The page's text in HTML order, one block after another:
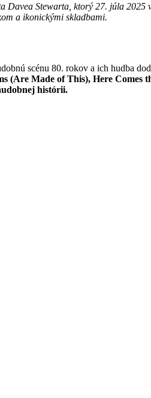
Davea Stewarta, ktorý 27. júla 2025
a ikonickými skladbami.
scénu 80. rokov a ich hudba
(Are Made of This), Here Comes
histórii.